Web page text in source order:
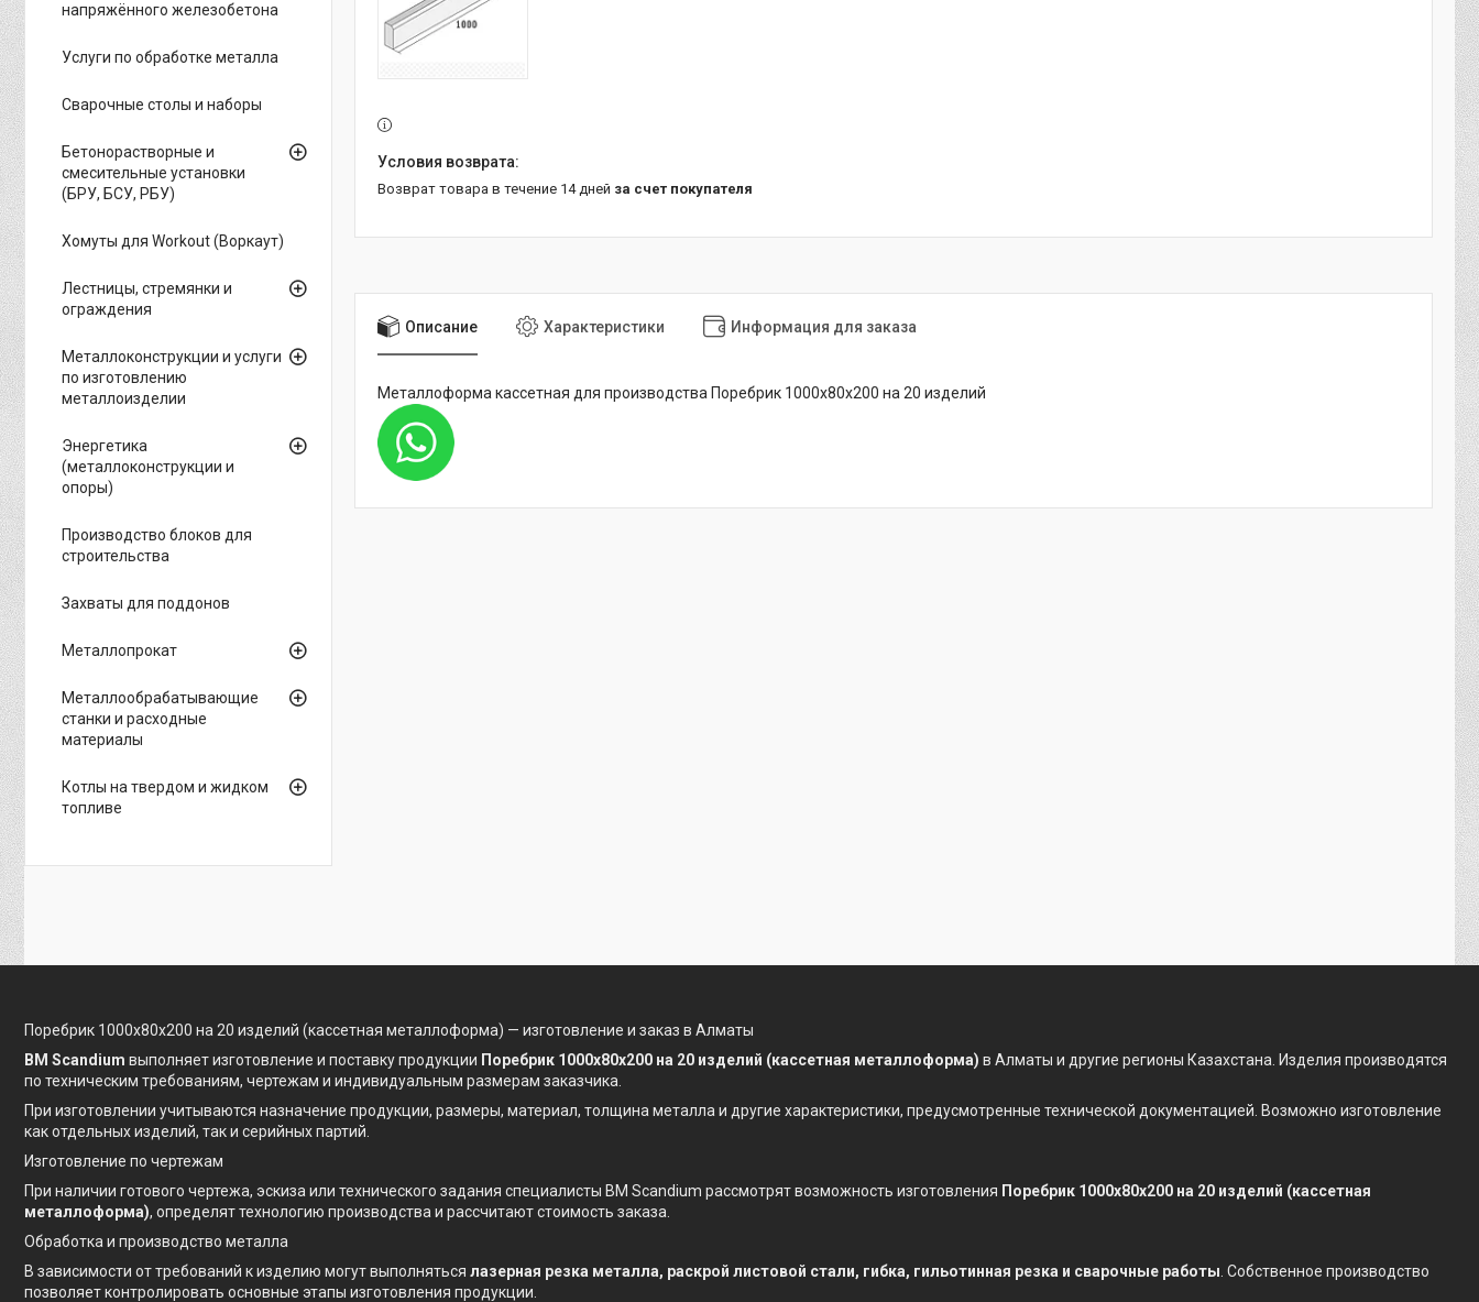
возврат товара в течение 14 дней за счет покупателя
Описание Характеристики Информация для заказа
Металлоформа кассетная для производства Поребрик 1000х80х200 на 20 изделий
напряжённого железобетона
Услуги по обработке металла
Сварочные столы и наборы
Бетонорастворные и
смесительные установки
(БРУ, БСУ, РБУ)
Хомуты для Workout (Воркаут)
Лестницы, стремянки и
ограждения
Металлоконструкции и услуги
по изготовлению
металлоизделии
Энергетика
(металлоконструкции и
опоры)
Производство блоков для
строительства
Захваты для поддонов
Металлопрокат
Металлообрабатывающие
станки и расходные
материалы
Котлы на твердом и жидком
топливе
Поребрик 1000х80х200 на 20 изделий (кассетная металлоформа) — изготовление и заказ в Алматы
BM Scandium выполняет изготовление и поставку продукции Поребрик 1000х80х200 на 20 изделий (кассетная металлоформа) в Алматы и другие регионы Казахстана. Изделия производятся
по техническим требованиям, чертежам и индивидуальным размерам заказчика.
При изготовлении учитываются назначение продукции, размеры, материал, толщина металла и другие характеристики, предусмотренные технической документацией. Возможно изготовление
как отдельных изделий, так и серийных партий.
Изготовление по чертежам
При наличии готового чертежа, эскиза или технического задания специалисты BM Scandium рассмотрят возможность изготовления Поребрик 1000х80х200 на 20 изделий (кассетная
металлоформа), определят технологию производства и рассчитают стоимость заказа.
Обработка и производство металла
В зависимости от требований к изделию могут выполняться лазерная резка металла, раскрой листовой стали, гибка, гильотинная резка и сварочные работы . Собственное производство
позволяет контролировать основные этапы изготовления продукции.